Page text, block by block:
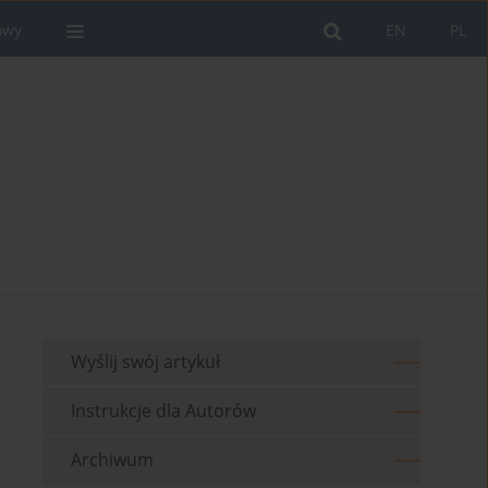
PL
EN
Wyślij swój artykuł
Instrukcje dla Autorów
Archiwum